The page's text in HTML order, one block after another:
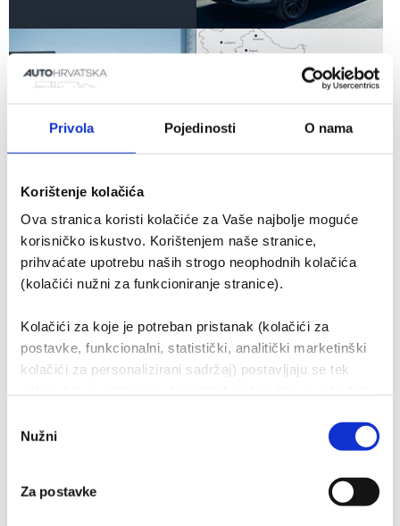
Privola Pojedinosti O nama
Korištenje kolačića
Ova stranica koristi kolačiće za Vaše najbolje moguće
korisničko iskustvo. Korištenjem naše stranice,
prihvaćate upotrebu naših strogo neophodnih kolačića
(kolačići nužni za funkcioniranje stranice).
Kolačići za koje je potreban pristanak (kolačići za
postavke, funkcionalni, statistički, analitički marketinški
kolačići za personalizirani sadržaj) postavljaju se tek
identifikacijske podatke obrađivat će i naši partneri
pristanka
Nužni
Za postavke
20+
brendova u
portfelju
5.479
prodanih
automobila
311.164
izvršenih sati
servisnih
djelatnika
Korisni linkovi